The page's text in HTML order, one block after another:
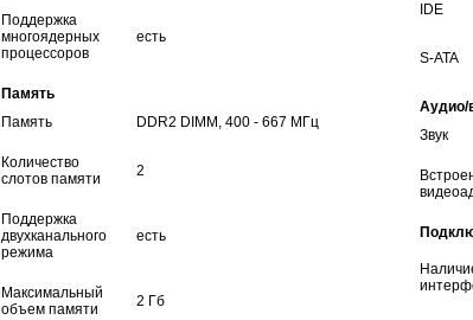
Поддержка
многоядерных
процессоров
есть
Память
Память
DDR2 DIMM, 400 - 667 МГц
Количество
слотов памяти
2
Поддержка
двухканального
режима
есть
Максимальный
объем памяти
2 Гб
IDE
S-ATA
Аудио/
Звук